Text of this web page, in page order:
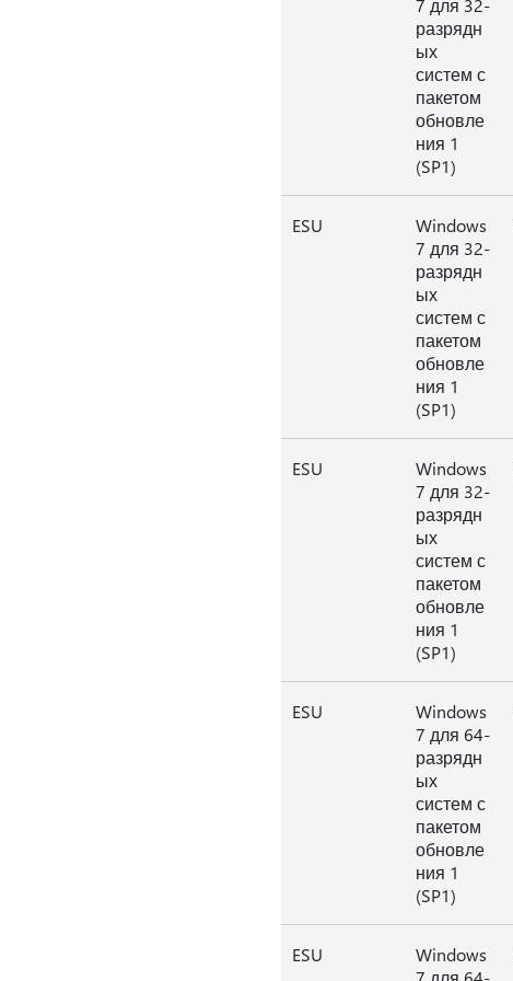
7 для 32-
разрядн
ых
систем с
пакетом
обновле
ния 1
(SP1)
ESU
Windows
7 для 32-
разрядн
ых
систем с
пакетом
обновле
ния 1
(SP1)
ESU
Windows
7 для 32-
разрядн
ых
систем с
пакетом
обновле
ния 1
(SP1)
ESU
Windows
7 для 64-
разрядн
ых
систем с
пакетом
обновле
ния 1
(SP1)
ESU
Windows